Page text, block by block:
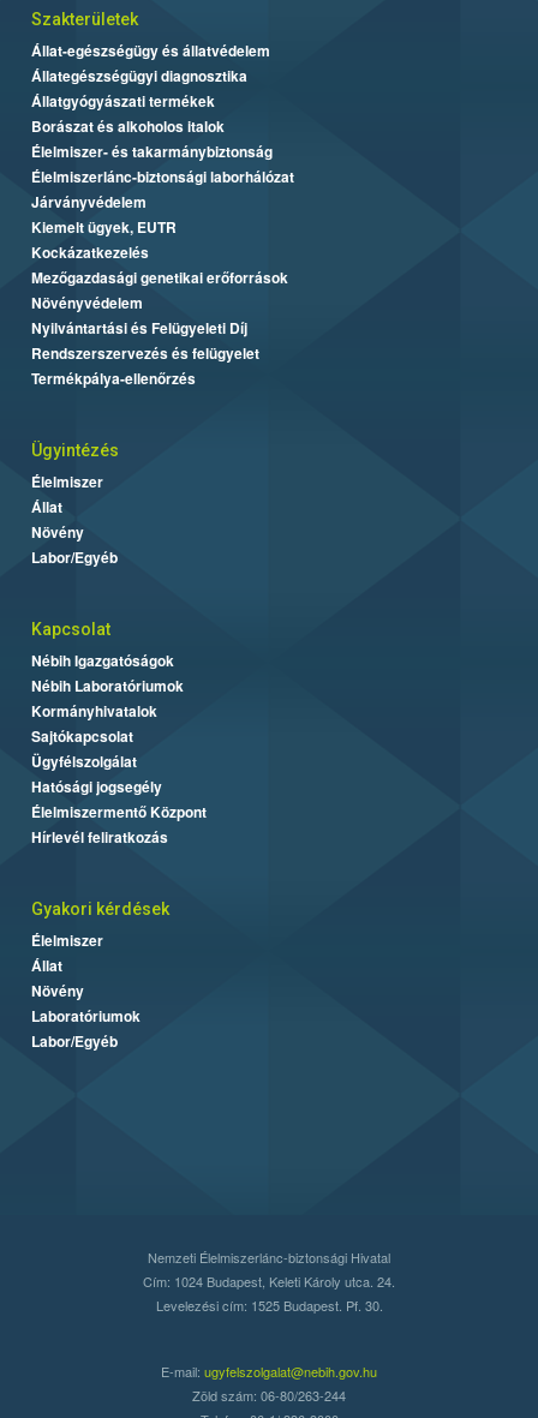
Szakterületek
Állat-egészségügy és állatvédelem
Állategészségügyi diagnosztika
Állatgyógyászati termékek
Borászat és alkoholos italok
Élelmiszer- és takarmánybiztonság
Élelmiszerlánc-biztonsági laborhálózat
Járványvédelem
Kiemelt ügyek, EUTR
Kockázatkezelés
Mezőgazdasági genetikai erőforrások
Növényvédelem
Nyilvántartási és Felügyeleti Díj
Rendszerszervezés és felügyelet
Termékpálya-ellenőrzés
Ügyintézés
Élelmiszer
Állat
Növény
Labor/Egyéb
Kapcsolat
Nébih Igazgatóságok
Nébih Laboratóriumok
Kormányhivatalok
Sajtókapcsolat
Ügyfélszolgálat
Hatósági jogsegély
Élelmiszermentő Központ
Hírlevél feliratkozás
Gyakori kérdések
Élelmiszer
Állat
Növény
Laboratóriumok
Labor/Egyéb
Nemzeti Élelmiszerlánc-biztonsági Hivatal
Cím: 1024 Budapest, Keleti Károly utca. 24.
Levelezési cím: 1525 Budapest. Pf. 30.
E-mail: ugyfelszolgalat@nebih.gov.hu
Zöld szám: 06-80/263-244